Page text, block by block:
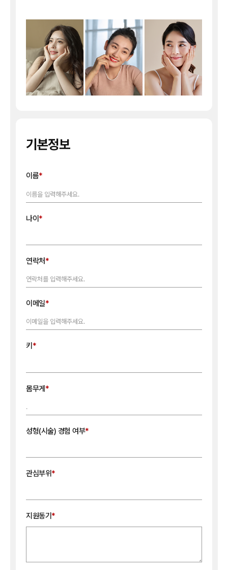
기본정보
이름
나이
연락처
이메일
키
몸무게
성형(시술) 경험 여부
관심부위
지원동기